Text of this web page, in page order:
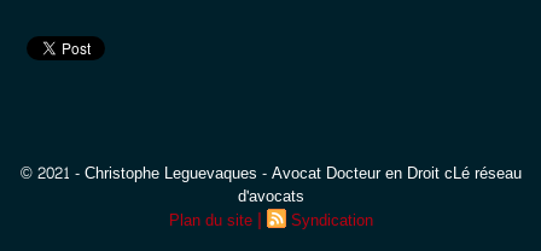
© 2021 - Christophe Leguevaques - Avocat Docteur en Droit cLé réseau
d'avocats
Plan du site | Syndication